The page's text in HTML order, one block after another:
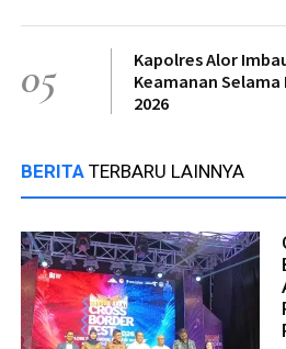
05
Kapolres Alor
Keamanan Selama
2026
BERITA TERBARU LAINNYA